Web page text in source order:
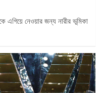
এগিয়ে নেওয়ার জন্য নারীর ভূমিকা